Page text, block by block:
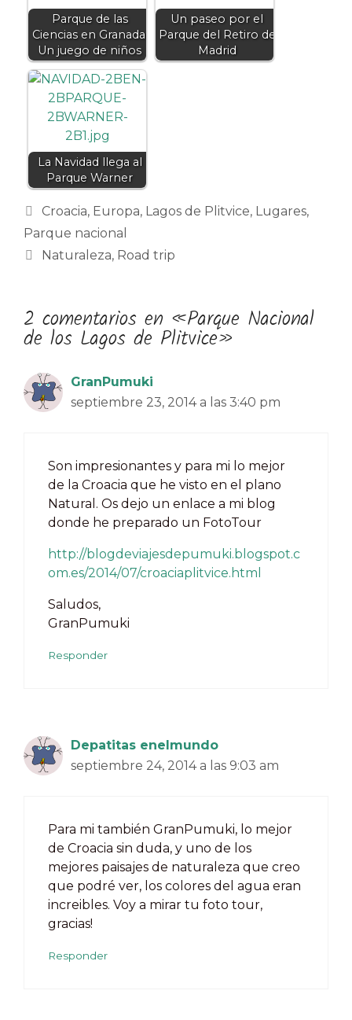
Parque de las
Ciencias en Granada:
Un juego de niños
Un paseo por el
Parque del Retiro de
Madrid
La Navidad llega al
Parque Warner
Categorías
Croacia, Europa, Lagos de Plitvice, Lugares,
Parque nacional
Etiquetas
Naturaleza, Road trip
2 comentarios en «Parque Nacional
de los Lagos de Plitvice»
GranPumuki
septiembre 23, 2014 a las 3:40 pm
Son impresionantes y para mi lo mejor
de la Croacia que he visto en el plano
Natural. Os dejo un enlace a mi blog
donde he preparado un FotoTour
http://blogdeviajesdepumuki.blogspot.c
om.es/2014/07/croaciaplitvice.html
Saludos,
GranPumuki
Responder
Depatitas enelmundo
septiembre 24, 2014 a las 9:03 am
Para mi también GranPumuki, lo mejor
de Croacia sin duda, y uno de los
mejores paisajes de naturaleza que creo
que podré ver, los colores del agua eran
increibles. Voy a mirar tu foto tour,
gracias!
Responder